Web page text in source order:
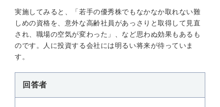
実施してみると、「若手の優秀株でもなかなか取れない難
しめの資格を、意外な高齢社員があっさりと取得して見直
され、職場の空気が変わった」、など思わぬ効果もあるも
のです。人に投資する会社には明るい将来が待っていま
す。
回答者